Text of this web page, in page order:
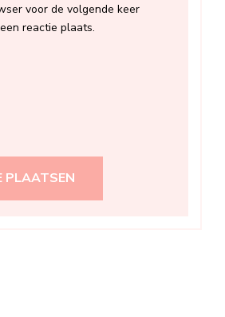
voor de volgende keer
reactie plaats.